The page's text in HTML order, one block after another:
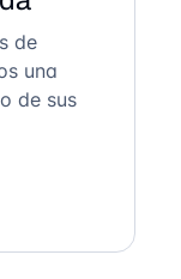
de
una
de sus